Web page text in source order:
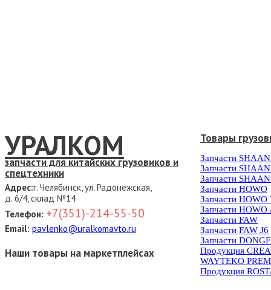
УРАЛКОМ
запчасти для китайских грузовиков и
спецтехники
Адрес:г. Челябинск, ул. Радонежская,
д. 6/4, склад №14
Телефон: +7(351)-214-55-50
Email: pavlenko@uralkomavto.ru
Наши товары на маркетплейсах
Товары
Запчасти
Запчасти
Запчасти
Запчасти HOWO
Запчасти HOWO
Запчасти HOWO
Запчасти FAW
Запчасти FAW J6
Запчасти
Продукция
WAYTEKO
Продукция